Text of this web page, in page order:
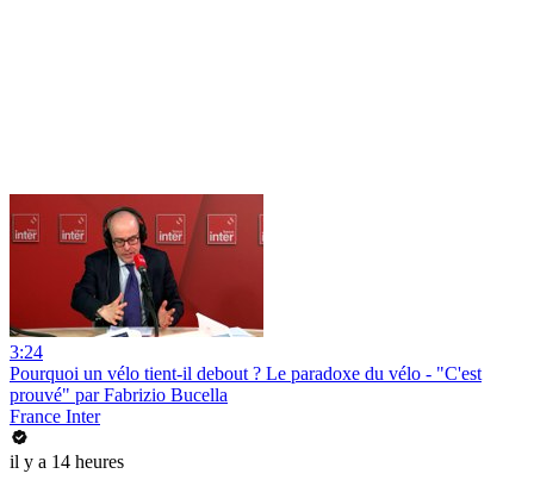
3:24
Pourquoi un vélo tient-il debout ? Le paradoxe du vélo - "C'est
prouvé" par Fabrizio Bucella
France Inter
il y a 14 heures